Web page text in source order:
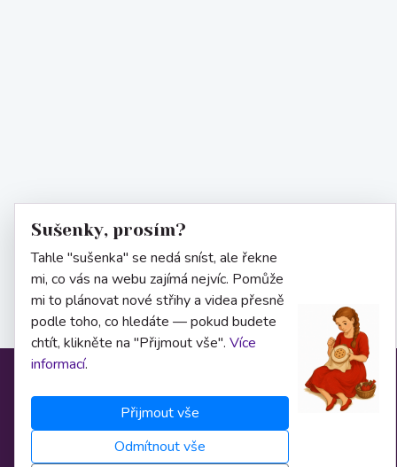
Informace
O nás
Sušenky, prosím?
Tahle "sušenka" se nedá sníst, ale řekne
mi, co vás na webu zajímá nejvíc. Pomůže
mi to plánovat nové střihy a videa přesně
podle toho, co hledáte — pokud budete
chtít, klikněte na "Přijmout vše". Více
informací.
Přijmout vše
Odmítnout vše